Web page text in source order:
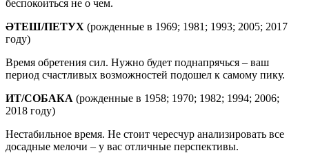
беспокоиться не о чем.
ӘТЕШ/ПЕТУХ (рожденные в 1969; 1981; 1993; 2005; 2017
году)
Время обретения сил. Нужно будет поднапрячься – ваш
период счастливых возможностей подошел к самому пику.
ИТ/СОБАКА (рожденные в 1958; 1970; 1982; 1994; 2006;
2018 году)
Нестабильное время. Не стоит чересчур анализировать все
досадные мелочи – у вас отличные перспективы.